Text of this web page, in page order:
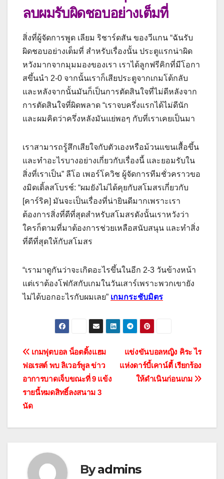
ลบผมรับผิดชอบอย่างเต็มที่
สิ่งที่ผู้จัดการพูด เลียม ริชาร์ดสัน ของวีแกน “ฉันรับ
ผิดชอบอย่างเต็มที่ สําหรับเรื่องนั้น ประตูแรกน่าผิด
หวังมากจากมุมมองของเรา เราได้ลูกฟรีคิกที่มีโอกา
สขึ้นนํา 2-0 จากนั้นเราก็เสียประตูจากเกมโต้กลับ
และหลังจากนั้นมันก็เป็นการตัดสินใจที่ไม่ดีหลังจาก
การตัดสินใจที่ผิดพลาด “เราจบครึ่งแรกได้ไม่ดีนัก
และผมคิดว่าครึ่งหลังมันแย่พอๆ กับที่เราเคยเป็นมา
เราสามารถรู้สึกเสียใจกับตัวเองหรือม้วนแขนเสื้อขึ้น
และทําอะไรบางอย่างเกี่ยวกับเรื่องนี้ และยอมรับใน
สิ่งที่เราเป็น” ลีโอ เพอร์โควิช ผู้จัดการทีมชั่วคราวขอ
งมิดเดิ้ลสโบรช์: “ผมยังไม่ได้คุยกับสโมสรเกี่ยวกับ
[คาร์ริค] มันจะเป็นเรื่องที่น่ายินดีมากเพราะเรา
ต้องการสิ่งที่ดีที่สุดสําหรับสโมสรดังนั้นเราหวังว่า
ใครก็ตามที่มาต้องการช่วยเหลือสนับสนุน และทําสิ่ง
ที่ดีที่สุดให้กับสโมสร
“เรามาดูกันว่าจะเกิดอะไรขึ้นในอีก 2-3 วันข้างหน้า
แต่เราต้องโฟกัสกับเกมในวันเสาร์เพราะพวกเขายัง
ไม่ได้บอกอะไรกับผมเลย” เกมกระชับมิตร
แนะแนว
เรื่อง
แข่งขันบอลหญิง คิระ ไร
แห่งดาร์บี้เคาน์ตี้ เรียกร้อง
ให้ดําเนินก่อนเกม
เกมฟุตบอล น็อตติ้งแฮม
ฟอเรสต์ พบ ลิเวอร์พูล ข่าว
อาการบาดเจ็บขณะที่ 9 แข้ง
รายนี้หมดสิทธิ์ลงสนาม 3
นัด
Byadmins